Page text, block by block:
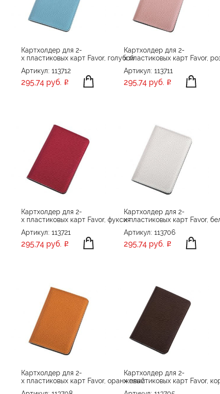
Картхолдер для 2-
х пластиковых карт Favor, голубой
Артикул: 113712
295,74 руб.
Картхолдер для 2-
х пластиковых карт Favor,
Артикул: 113711
295,74 руб.
Картхолдер для 2-
х пластиковых карт Favor, фуксия
Артикул: 113721
295,74 руб.
Картхолдер для 2-
х пластиковых карт Favor,
Артикул: 113706
295,74 руб.
Картхолдер для 2-
х пластиковых карт Favor, оранжевый
Картхолдер для 2-
х пластиковых карт Favor,